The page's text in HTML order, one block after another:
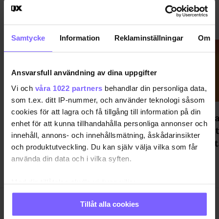
Samtycke Information Reklaminställningar Om
Ansvarsfull användning av dina uppgifter
Vi och våra 1022 partners behandlar din personliga data,
som t.ex. ditt IP-nummer, och använder teknologi såsom
cookies för att lagra och få tillgång till information på din
enhet för att kunna tillhandahålla personliga annonser och
innehåll, annons- och innehållsmätning, åskådarinsikter
och produktutveckling. Du kan själv välja vilka som får
använda din data och i vilka syften.
Med din tillåtelse skulle vi även vilja:
Samla in information om din geografiska plats
som kan ha en noggrannhet på upp till flera meter
Tillåt alla cookies
Strax dags för årets rugby-fest -
Prom Dress Battle
Timo
dags